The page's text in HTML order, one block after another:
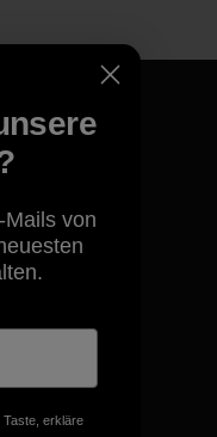
von
Taste, erkläre